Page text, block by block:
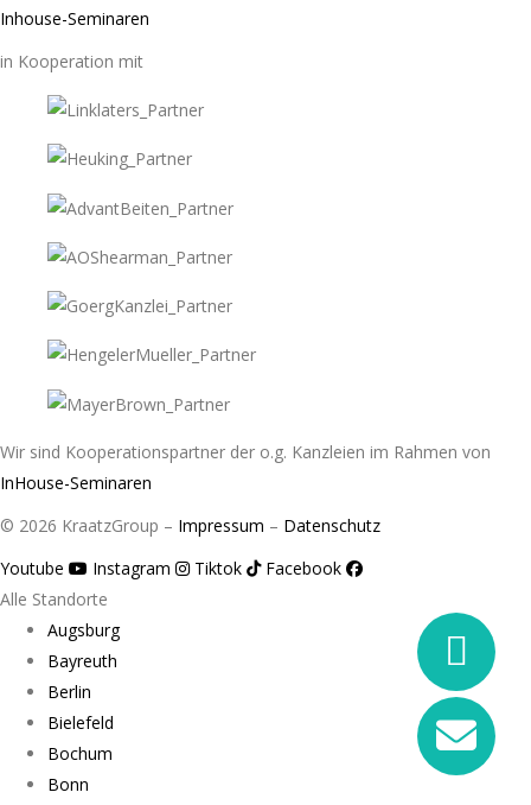
Inhouse-Seminaren
in Kooperation mit
Wir sind Kooperationspartner der o.g. Kanzleien im Rahmen von
InHouse-Seminaren
© 2026 KraatzGroup – Impressum – Datenschutz
Youtube
Instagram Tiktok
Facebook
Alle Standorte
Augsburg
Bayreuth
Berlin
Bielefeld
Bochum
Bonn